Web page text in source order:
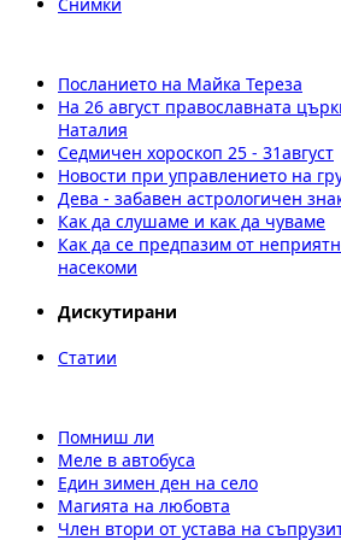
Посланието на Майка Тереза
На 26 август православната
Наталия
Седмичен хороскоп 25 - 31август
Новости при управлението на
Дева - забавен астрологичен
Как да слушаме и как да чуваме
Как да се предпазим от
насекоми
Дискутирани
Статии
Помниш ли
Меле в автобуса
Един зимен ден на село
Магията на любовта
Член втори от устава на